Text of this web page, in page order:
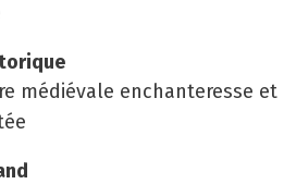
médiévale enchanteresse et